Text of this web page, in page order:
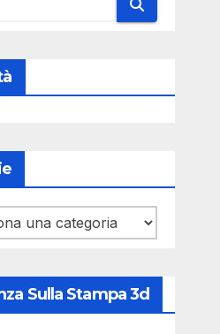
Sulla Stampa 3d